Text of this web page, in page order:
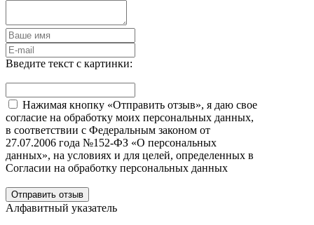
Введите текст с картинки:
Нажимая кнопку «Отправить отзыв», я даю свое
согласие на обработку моих персональных данных,
в соответствии с Федеральным законом от
27.07.2006 года №152-ФЗ «О персональных
данных», на условиях и для целей, определенных в
Согласии на обработку персональных данных
Отправить отзыв
Алфавитный указатель